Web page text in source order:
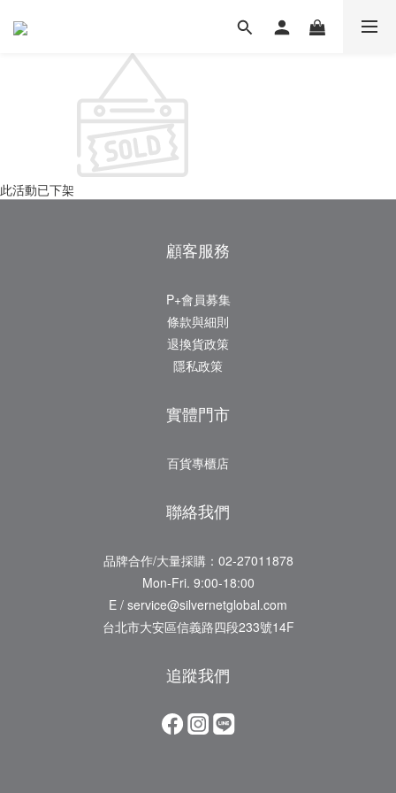
此活動已下架
顧客服務
P+會員募集
條款與細則
退換貨政策
隱私政策
實體門市
百貨專櫃店
聯絡我們
品牌合作/大量採購：02-27011878
Mon-Fri. 9:00-18:00
E / service@silvernetglobal.com
台北市大安區信義路四段233號14F
追蹤我們